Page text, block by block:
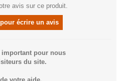
avis sur ce produit.
écrire un avis
important pour nous
du site.